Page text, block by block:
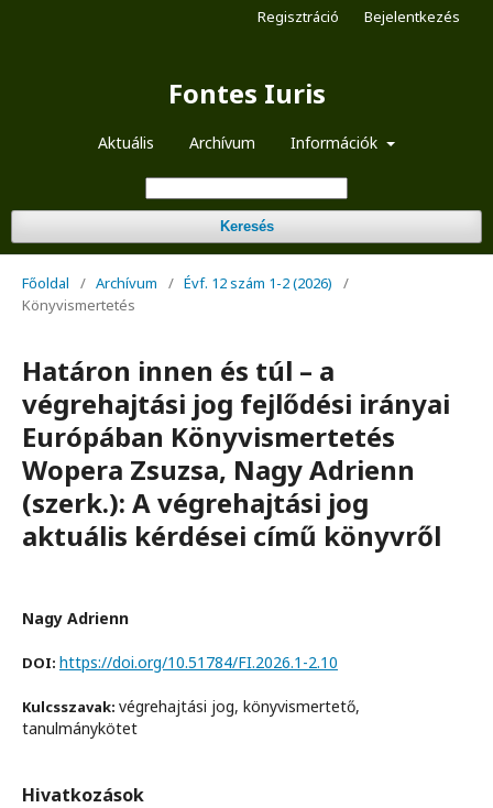
Fontes Iuris
Aktuális Archívum Információk
Keresés
Regisztráció Bejelentkezés
Főoldal / Archívum / Évf. 12 szám 1-2 (2026)
/
Könyvismertetés
Határon innen és túl – a
végrehajtási jog fejlődési irányai
Európában Könyvismertetés
Wopera Zsuzsa, Nagy Adrienn
(szerk.): A végrehajtási jog
aktuális kérdései című könyvről
Nagy Adrienn
DOI: https://doi.org/10.51784/FI.2026.1-2.10
Kulcsszavak: végrehajtási jog, könyvismertető,
tanulmánykötet
Hivatkozások